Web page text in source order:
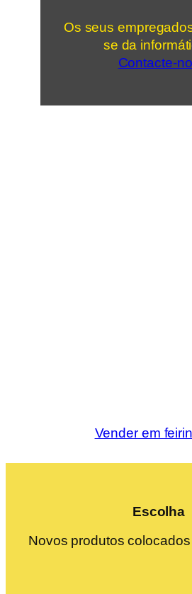
Os seus
se da
Contacte-
Vender em
Escolha
Novos produtos